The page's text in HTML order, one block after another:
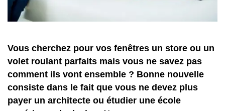
Vous cherchez pour vos fenêtres un store ou un
volet roulant parfaits mais vous ne savez pas
comment ils vont ensemble ? Bonne nouvelle
consiste dans le fait que vous ne devez plus
payer un architecte ou étudier une école